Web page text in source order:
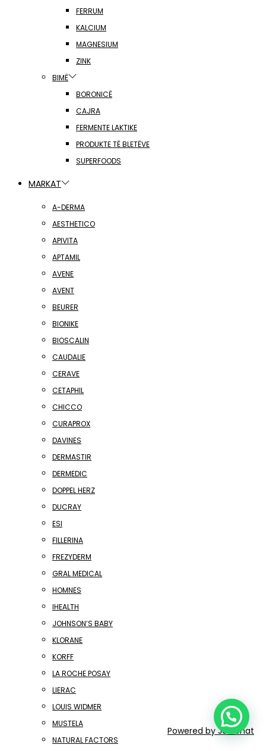
FERRUM
KALCIUM
MAGNESIUM
ZINK
BIMË
BORONICË
CAJRA
FERMENTE LAKTIKE
PRODUKTE TË BLETËVE
SUPERFOODS
MARKAT
A-DERMA
AESTHETICO
APIVITA
APTAMIL
AVENE
AVENT
BEURER
BIONIKE
BIOSCALIN
CAUDALIE
CERAVE
CETAPHIL
CHICCO
CURAPROX
DAVINES
DERMASTIR
DERMEDIC
DOPPEL HERZ
DUCRAY
ESI
FILLERINA
FREZYDERM
GRAL MEDICAL
HOMNES
IHEALTH
JOHNSON’S BABY
KLORANE
KORFF
LA ROCHE POSAY
LIERAC
LOUIS WIDMER
MUSTELA
NATURAL FACTORS
Powered byJoinchat